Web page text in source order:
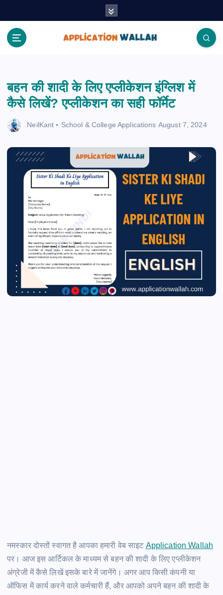
बहन की शादी के लिए एप्लीकेशन इंग्लिश में
कैसे लिखें? एप्लीकेशन का सही फॉर्मेट
NeilKant School & College Applications August 7, 2024
नमस्कार दोस्तों स्वागत है आपका हमारी वेब साइट Application Wallah
पर। आज इस आर्टिकल के माध्यम से बहन की शादी के लिए एप्लीकेशन
अंग्रेजी में कैसे लिखें इसके बारे में जानेंगे। अगर आप किसी कंपनी या
ऑफिस में कार्य करने वाले कर्मचारी हैं, और आपको अपने बहन की शादी के